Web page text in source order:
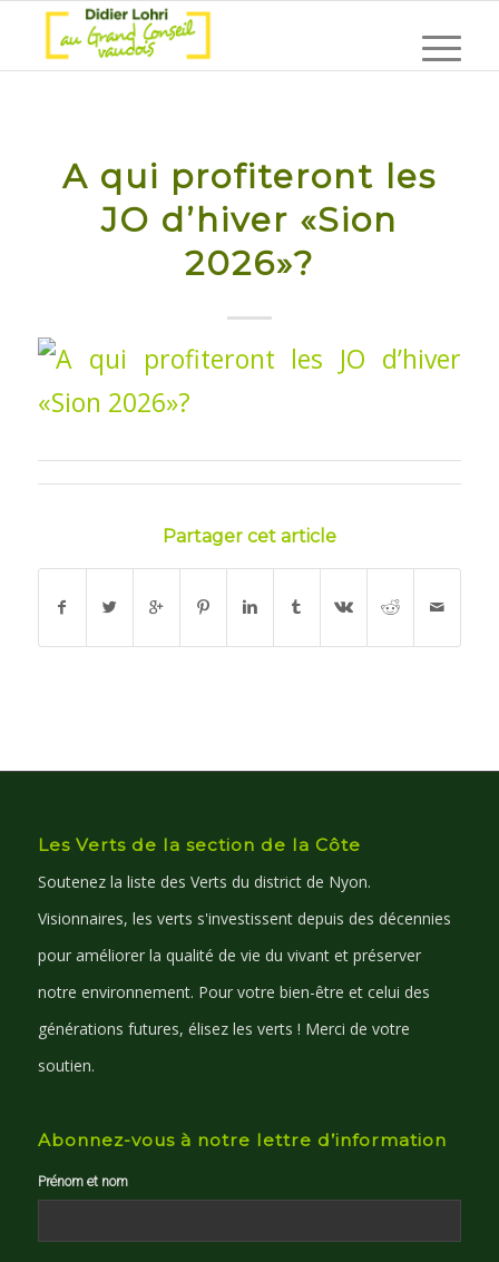
A qui profiteront les
JO d’hiver «Sion
2026»?
Partager cet article
Les Verts de la section de la Côte
Soutenez la liste des Verts du district de Nyon.
Visionnaires, les verts s'investissent depuis des décennies
pour améliorer la qualité de vie du vivant et préserver
notre environnement. Pour votre bien-être et celui des
générations futures, élisez les verts ! Merci de votre
soutien.
Abonnez-vous à notre lettre d’information
Prénom et nom